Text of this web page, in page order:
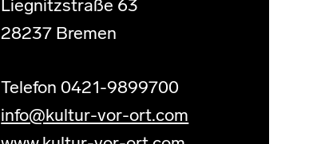
Liegnitzstraße 63
28237 Bremen
Telefon 0421-9899700
info@kultur-vor-ort.com